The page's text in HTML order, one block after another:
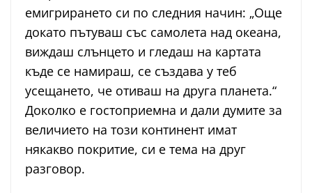
емигрирането си по следния начин: „Още
докато пътуваш със самолета над океана,
виждаш слънцето и гледаш на картата
къде се намираш, се създава у теб
усещането, че отиваш на друга планета.“
Доколко е гостоприемна и дали думите за
величието на този континент имат
някакво покритие, си е тема на друг
разговор.